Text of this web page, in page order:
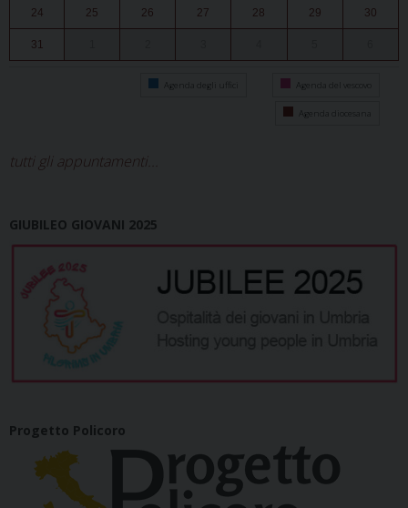
24 25 26 27 28 29 30
31
Agenda degli uffici Agenda del vescovo
Agenda diocesana
tutti gli appuntamenti...
GIUBILEO GIOVANI 2025
Progetto Policoro